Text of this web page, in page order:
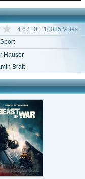
4.6 / 10 :: 10085 Votes
Sport
Hauser
Bratt